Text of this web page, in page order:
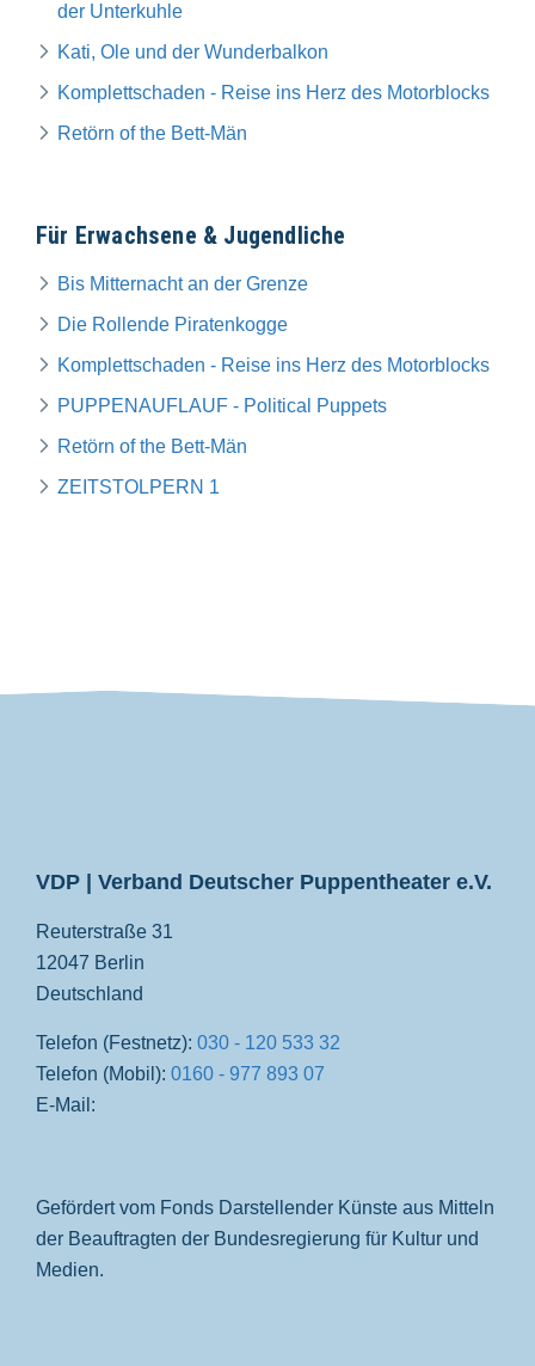
der Unterkuhle
Kati, Ole und der Wunderbalkon
Komplettschaden - Reise ins Herz des Motorblocks
Retörn of the Bett-Män
Für Erwachsene & Jugendliche
Bis Mitternacht an der Grenze
Die Rollende Piratenkogge
Komplettschaden - Reise ins Herz des Motorblocks
PUPPENAUFLAUF - Political Puppets
Retörn of the Bett-Män
ZEITSTOLPERN 1
VDP | Verband Deutscher Puppentheater e.V.
Reuterstraße 31
12047 Berlin
Deutschland
Telefon (Festnetz): 030 - 120 533 32
Telefon (Mobil): 0160 - 977 893 07
E-Mail:
Gefördert vom Fonds Darstellender Künste aus Mitteln
der Beauftragten der Bundesregierung für Kultur und
Medien.